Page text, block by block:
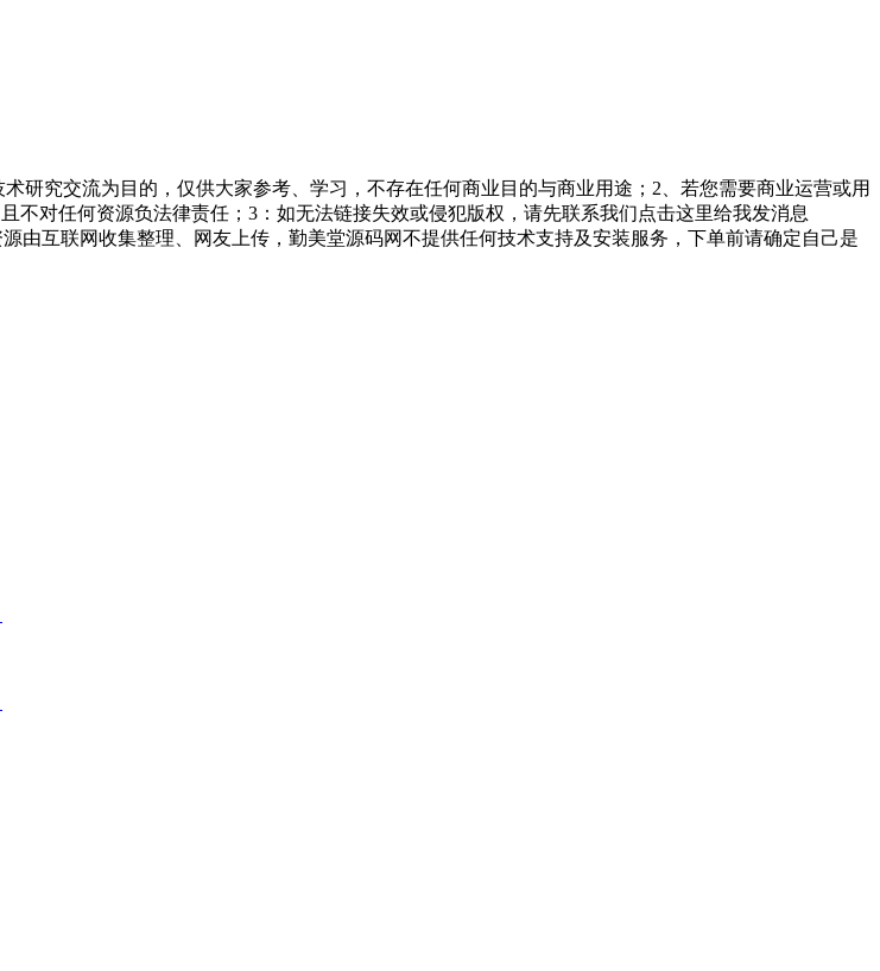
研究交流为目的，仅供大家参考、学习，不存在任何商业目的与商业用途；2、若您需要商业运营或用
对任何资源负法律责任；3：如无法链接失效或侵犯版权，请先联系我们点击这里给我发消息
由互联网收集整理、网友上传，勤美堂源码网不提供任何技术支持及安装服务，下单前请确定自己是